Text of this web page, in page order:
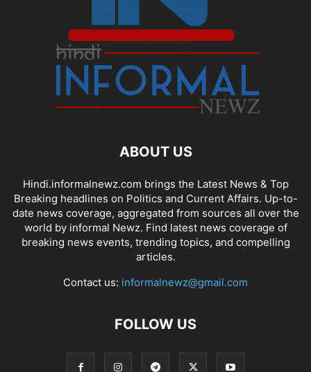
ABOUT US
Hindi.informalnewz.com brings the Latest News & Top
Breaking headlines on Politics and Current Affairs. Up-to-
date news coverage, aggregated from sources all over the
world by informal Newz. Find latest news coverage of
breaking news events, trending topics, and compelling
articles.
Contact us: informalnewz@gmail.com
FOLLOW US